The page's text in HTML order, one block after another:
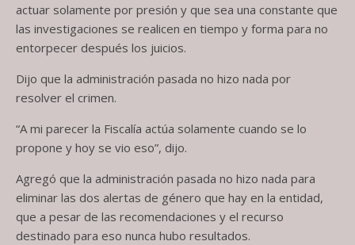
actuar solamente por presión y que sea una constante que
las investigaciones se realicen en tiempo y forma para no
entorpecer después los juicios.
Dijo que la administración pasada no hizo nada por
resolver el crimen.
“A mi parecer la Fiscalía actúa solamente cuando se lo
propone y hoy se vio eso”, dijo.
Agregó que la administración pasada no hizo nada para
eliminar las dos alertas de género que hay en la entidad,
que a pesar de las recomendaciones y el recurso
destinado para eso nunca hubo resultados.